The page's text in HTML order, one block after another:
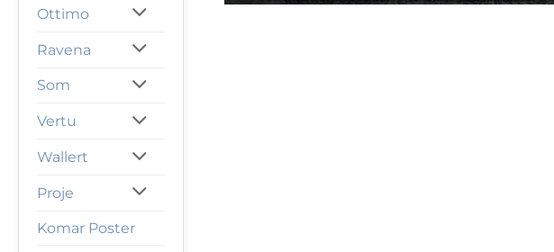
Ottimo
Ravena
Som
Vertu
Wallert
Proje
Komar Poster